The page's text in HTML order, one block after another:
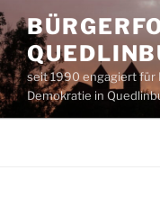
Zum
Inhalt
springen
seit 1990 engagiert für
Demokratie in